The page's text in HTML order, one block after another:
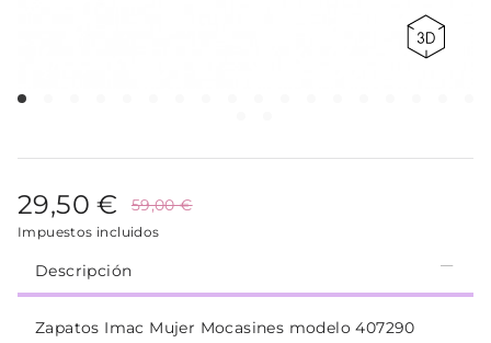
29,50 € 59,00 €
Impuestos incluidos
Descripción
Zapatos Imac Mujer Mocasines modelo 407290